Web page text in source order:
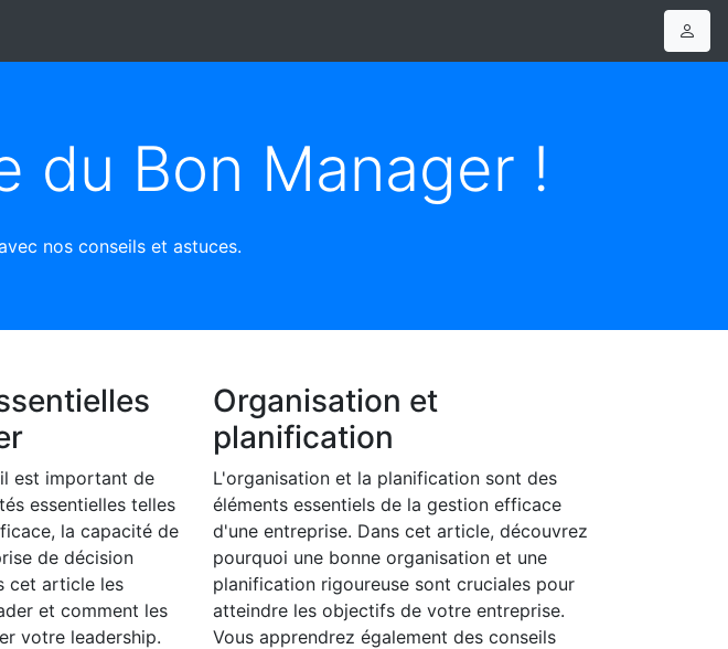
du Bon Manager !
nos conseils et astuces.
est important de
essentielles telles
la capacité de
de décision
cet article les
et comment les
votre leadership.
Organisation et
planification
L'organisation et la planification sont des
éléments essentiels de la gestion efficace
d'une entreprise. Dans cet article, découvrez
pourquoi une bonne organisation et une
planification rigoureuse sont cruciales pour
atteindre les objectifs de votre entreprise.
Vous apprendrez également des conseils